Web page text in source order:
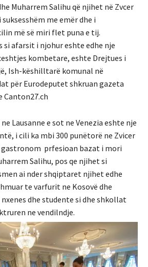
Muharrem Salihu që njihet në Zvcer
me emër dhe i
më së miri flet puna e tij.
si afarsit i njohur eshte edhe nje
kombetare, eshte Drejtues i
Ish-këshilltarë komunal në
për Eurodeputet shkruan gazeta
Canton27.ch
Lausanne e sot ne Venezia eshte nje
i cili ka mbi 300 punëtorë ne Zvicer
gastronom prfesioan bazat i mori
Salihu, pos qe njihet si
ai nder shqiptaret njihet edhe
te varfurit ne Kosovë dhe
nxenes dhe studente si dhe shkollat
ne vendilndje.